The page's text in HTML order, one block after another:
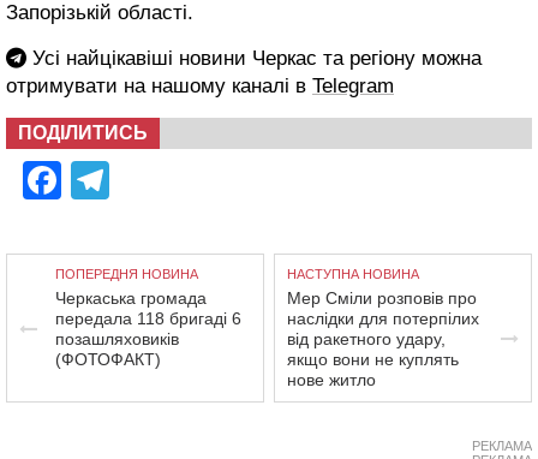
Запорізькій області.
Усі найцікавіші новини Черкас та регіону можна
отримувати на нашому каналі в Telegram
ПОДІЛИТИСЬ
Facebook
ПОПЕРЕДНЯ НОВИНА
Черкаська громада
передала 118 бригаді 6
позашляховиків
(ФОТОФАКТ)
НАСТУПНА НОВИНА
Мер Сміли розповів про
наслідки для потерпілих
від ракетного удару,
якщо вони не куплять
нове житло
РЕКЛАМА